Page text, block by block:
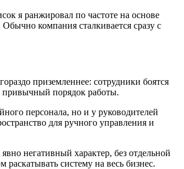
я ранжировал по частоте на основе
компания сталкивается сразу с
приземленнее: сотрудники боятся
привычный порядок работы.
персонала, но и у руководителей
для ручного управления и
негативный характер, без отдельной
систему на весь бизнес.